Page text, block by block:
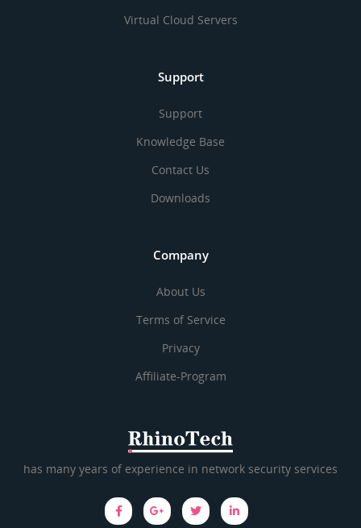
Virtual Cloud Servers
Support
Support
Knowledge Base
Contact Us
Downloads
Company
About Us
Terms of Service
Privacy
Affiliate-Program
has many years of experience in network security services